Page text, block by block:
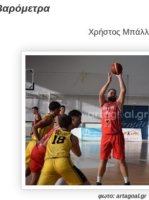
Χρήστος
φωτο: artagoal.gr